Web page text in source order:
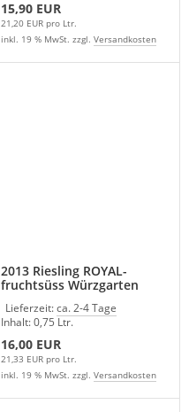
15,90 EUR
21,20 EUR pro Ltr.
inkl. 19 % MwSt. zzgl. Versandkosten
2013 Riesling ROYAL-
fruchtsüss Würzgarten
Mosel Deutschland
Lieferzeit:ca. 2-4 Tage
Inhalt: 0,75 Ltr.
16,00 EUR
21,33 EUR pro Ltr.
inkl. 19 % MwSt. zzgl. Versandkosten